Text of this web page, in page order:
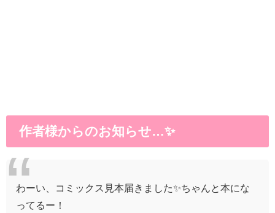
作者様からのお知らせ…✨
わーい、コミックス見本届きました✨ちゃんと本にな
ってるー！